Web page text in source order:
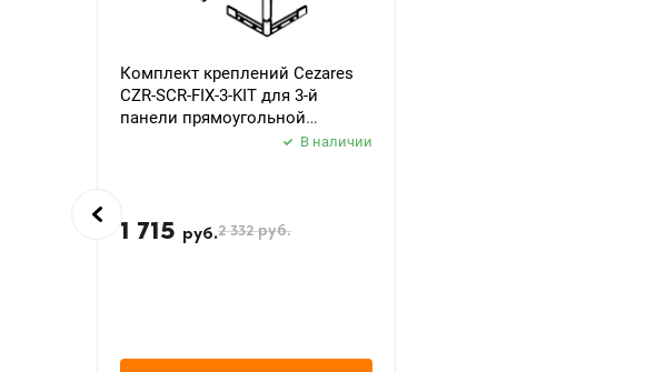
Комплект креплений Cezares
CZR-SCR-FIX-3-KIT для 3-й
панели прямоугольной
В наличии
1 715 руб.2 332руб.